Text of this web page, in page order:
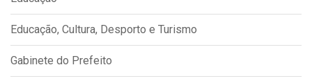
Educação, Cultura, Desporto e Turismo
Gabinete do Prefeito